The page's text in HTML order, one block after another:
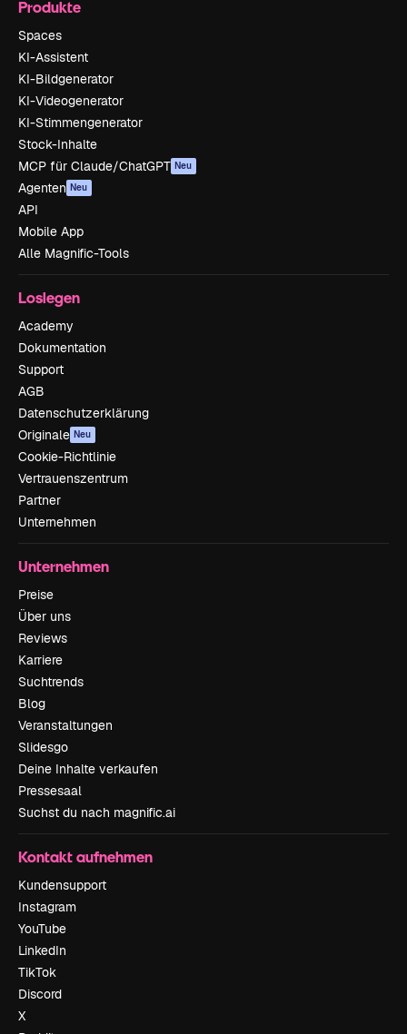
Produkte
Spaces
KI-Assistent
KI-Bildgenerator
KI-Videogenerator
KI-Stimmengenerator
Stock-Inhalte
MCP für Claude/ChatGPT Neu
Agenten Neu
API
Mobile App
Alle Magnific-Tools
Loslegen
Academy
Dokumentation
Support
AGB
Datenschutzerklärung
Originale Neu
Cookie-Richtlinie
Vertrauenszentrum
Partner
Unternehmen
Unternehmen
Preise
Über uns
Reviews
Karriere
Suchtrends
Blog
Veranstaltungen
Slidesgo
Deine Inhalte verkaufen
Pressesaal
Suchst du nach magnific.ai
Kontakt aufnehmen
Kundensupport
Instagram
YouTube
LinkedIn
TikTok
Discord
X